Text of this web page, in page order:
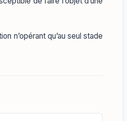
n’opérant qu’au seul stade